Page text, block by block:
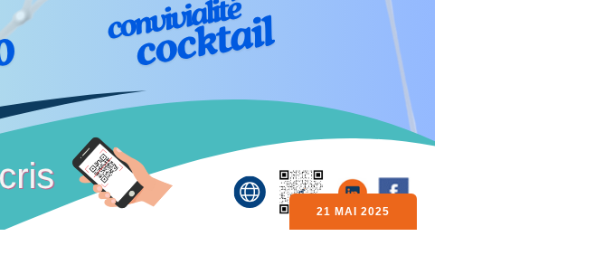
21 MAI 2025